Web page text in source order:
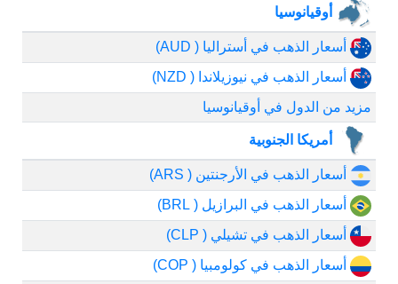
أوقيانوسيا
أسعار الذهب في أستراليا ( AUD)
أسعار الذهب في نيوزيلاندا ( NZD)
مزيد من الدول في أوقيانوسيا
أمريكا الجنوبية
أسعار الذهب في الأرجنتين ( ARS)
أسعار الذهب في البرازيل ( BRL)
أسعار الذهب في تشيلي ( CLP)
أسعار الذهب في كولومبيا ( COP)